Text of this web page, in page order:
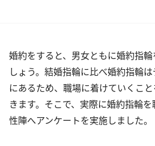
婚約をすると、男女ともに婚約指
しょう。結婚指輪に比べ婚約指輪
にあるため、職場に着けていくこ
きます。そこで、実際に婚約指輪
性陣へアンケートを実施しました。